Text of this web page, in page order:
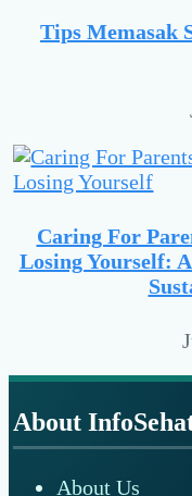
Tips Memasak
Caring For
Losing Yourself:
Footer
About
About Us